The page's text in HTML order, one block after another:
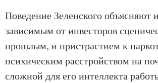
Поведение Зеленского объясняют
зависимым от инвесторов
прошлым, и пристрастием к
психическим расстройством на
сложной для его интеллекта